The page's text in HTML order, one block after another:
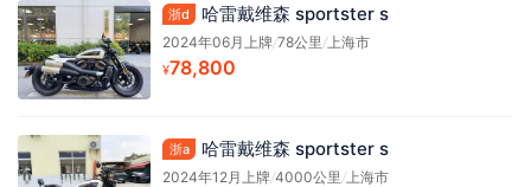
浙d 哈雷戴维森 sportster s
2024年06月上牌/78公里 /上海市
¥78,800
浙a 哈雷戴维森 sportster s
2024年12月上牌/4000公里 /上海市